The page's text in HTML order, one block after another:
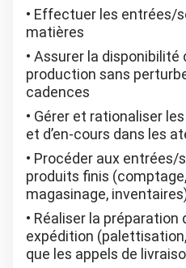
Effectuer les entrées/
matières
Assurer la disponibilité
production sans
cadences
Gérer et rationaliser
et d’en-cours dans les
Procéder aux entrées/
produits finis
magasinage,
Réaliser la
expédition
que les appels de